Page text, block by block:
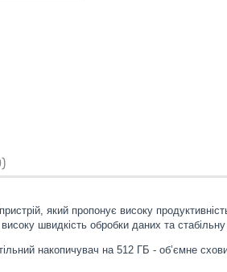
який пропонує високу
швидкість обробки даних та
накопичувач на 512 ГБ - об’ємне